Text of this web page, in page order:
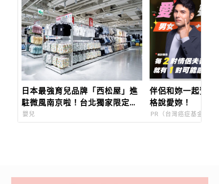
日本最強育兒品牌「西松屋」進
駐微風南京啦！台北獨家限定好
禮曝光，夏季商品8折起
嬰兒
伴侶和妳一起預防
格說愛妳！
PR（台灣癌症基金會）